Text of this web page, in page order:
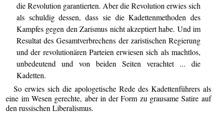
die Revolution garantierten. Aber die Revolution erwies sich
als schuldig dessen, dass sie die Kadettenmethoden des
Kampfes gegen den Zarismus nicht akzeptiert habe. Und im
Resultat des Gesamtverbrechens der zaristischen Regierung
und der revolutionären Parteien erwiesen sich als machtlos,
unbedeutend und von beiden Seiten verachtet ... die
Kadetten.
So erwies sich die apologetische Rede des Kadettenführers als
eine im Wesen gerechte, aber in der Form zu grausame Satire auf
den russischen Liberalismus.